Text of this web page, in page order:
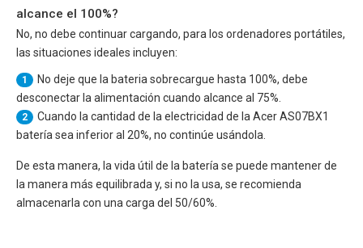
alcance el 100%?
No, no debe continuar cargando, para los ordenadores portátiles,
las situaciones ideales incluyen:
1
No deje que la bateria sobrecargue hasta 100%, debe
desconectar la alimentación cuando alcance al 75%.
2 Cuando la cantidad de la electricidad de la Acer AS07BX1
batería sea inferior al 20%, no continúe usándola.
De esta manera, la vida útil de la batería se puede mantener de
la manera más equilibrada y, si no la usa, se recomienda
almacenarla con una carga del 50/60%.